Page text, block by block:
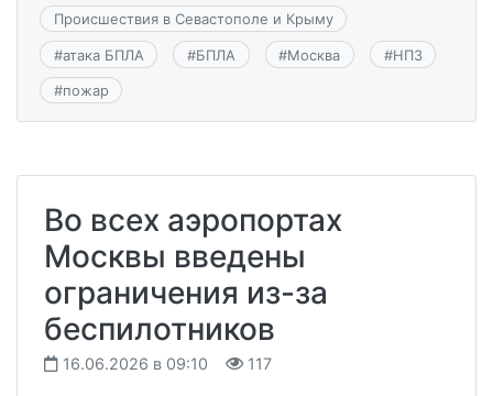
Происшествия в Севастополе и Крыму
#атака БПЛА #БПЛА #Москва #НПЗ
#пожар
Во всех аэропортах
Москвы введены
ограничения из-за
беспилотников
16.06.2026 в 09:10 117